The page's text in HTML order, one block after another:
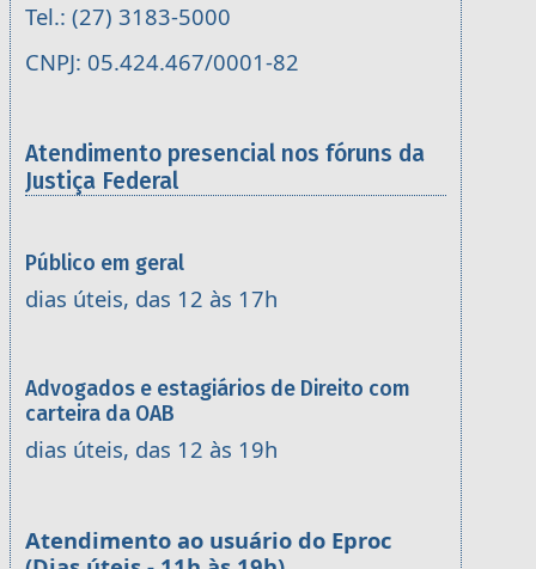
Tel.: (27) 3183-5000
CNPJ: 05.424.467/0001-82
Atendimento presencial nos fóruns da
Justiça Federal
Público em geral
dias úteis, das 12 às 17h
Advogados e estagiários de Direito com
carteira da OAB
dias úteis, das 12 às 19h
Atendimento ao usuário do Eproc